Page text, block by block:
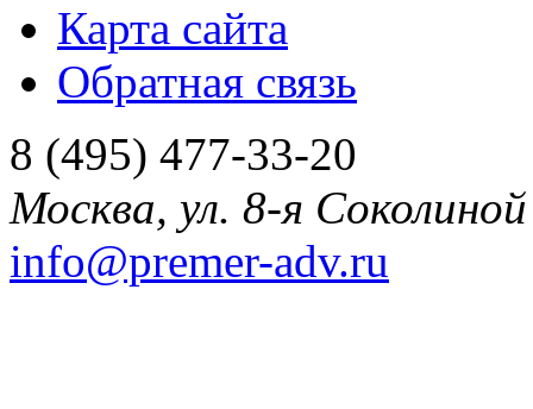
Карта сайта
Обратная связь
8 (495) 477-33-20
Москва, ул. 8-я
info@premer-adv.ru